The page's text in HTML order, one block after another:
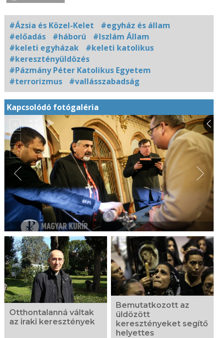
#Ázsia és Közel-Kelet
#egyház és állam
#előadás
#háború
#Iszlám Állam
#keleti egyházak
#keleti katolikus
#keresztényüldözés
#Pázmány Péter Katolikus Egyetem
#terrorizmus
#vallásszabadság
Kapcsolódó fotógaléria
Otthontalanná váltak
az iraki keresztények
Bemutatkozott az
üldözött
keresztényeket segítő
helyettes